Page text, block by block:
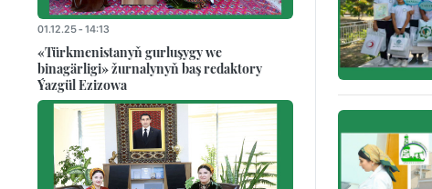
01.12.25 - 14:13
«Türkmenistanyň gurluşygy we
binagärligi» žurnalynyň baş redaktory
Ýazgül Ezizowa